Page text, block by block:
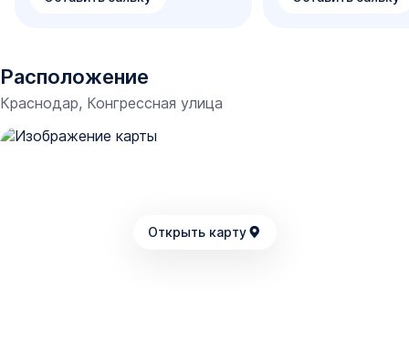
Расположение
Краснодар, Конгрессная улица
Открыть карту